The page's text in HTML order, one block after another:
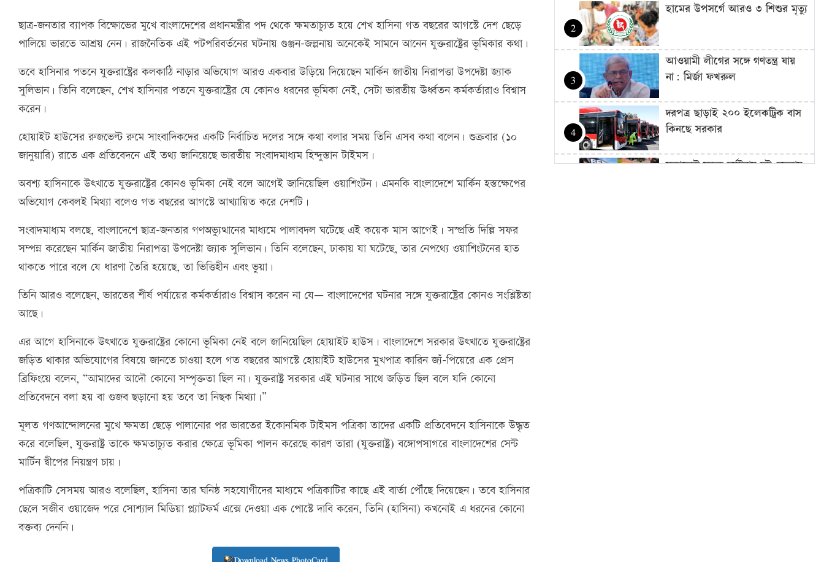
ছাত্র-জনতার ব্যাপক বিক্ষোভের মুখে বাংলাদেশের প্রধানমন্ত্রীর পদ থেকে ক্ষমতাচ্যুত হয়ে শেখ হাসিনা গত বছরের আগস্টে দেশ ছেড়ে
পালিয়ে ভারতে আশ্রয় নেন। রাজনৈতিক এই পটপরিবর্তনের ঘটনায় গুঞ্জন-জল্পনায় অনেকেই সামনে আনেন যুক্তরাষ্ট্রের ভূমিকার কথা।
তবে হাসিনার পতনে যুক্তরাষ্ট্রের কলকাঠি নাড়ার অভিযোগ আরও একবার উড়িয়ে দিয়েছেন মার্কিন জাতীয় নিরাপত্তা উপদেষ্টা জ্যাক
সুলিভান। তিনি বলেছেন, শেখ হাসিনার পতনে যুক্তরাষ্ট্রের যে কোনও ধরনের ভূমিকা নেই, সেটা ভারতীয় ঊর্ধ্বতন কর্মকর্তারাও বিশ্বাস
করেন।
হোয়াইট হাউসের রুজভেল্ট রুমে সাংবাদিকদের একটি নির্বাচিত দলের সঙ্গে কথা বলার সময় তিনি এসব কথা বলেন। শুক্রবার (১০
জানুয়ারি) রাতে এক প্রতিবেদনে এই তথ্য জানিয়েছে ভারতীয় সংবাদমাধ্যম হিন্দুস্তান টাইমস।
অবশ্য হাসিনাকে উৎখাতে যুক্তরাষ্ট্রের কোনও ভূমিকা নেই বলে আগেই জানিয়েছিল ওয়াশিংটন। এমনকি বাংলাদেশে মার্কিন হস্তক্ষেপের
অভিযোগ কেবলই মিথ্যা বলেও গত বছরের আগস্টে আখ্যায়িত করে দেশটি।
সংবাদমাধ্যম বলছে, বাংলাদেশে ছাত্র-জনতার গণঅভ্যুত্থানের মাধ্যমে পালাবদল ঘটেছে এই কয়েক মাস আগেই। সস্প্রতি দিল্লি সফর
সম্পন্ন করেছেন মার্কিন জাতীয় নিরাপত্তা উপদেষ্টা জ্যাক সুলিভান। তিনি বলেছেন, ঢাকায় যা ঘটেছে, তার নেপথ্যে ওয়াশিংটনের হাত
থাকতে পারে বলে যে ধারণা তৈরি হয়েছে, তা ভিত্তিহীন এবং ভুয়া।
তিনি আরও বলেছেন, ভারতের শীর্ষ পর্যায়ের কর্মকর্তারাও বিশ্বাস করেন না যে— বাংলাদেশের ঘটনার সঙ্গে যুক্তরাষ্ট্রের কোনও সংশ্লিষ্টতা
আছে।
এর আগে হাসিনাকে উৎখাতে যুক্তরাষ্ট্রের কোনো ভূমিকা নেই বলে জানিয়েছিল হোয়াইট হাউস। বাংলাদেশে সরকার উৎখাতে যুক্তরাষ্ট্রের
জড়িত থাকার অভিযোগের বিষয়ে জানতে চাওয়া হলে গত বছরের আগস্টে হোয়াইট হাউসের মুখপাত্র কারিন জ্যঁ-পিয়েরে এক প্রেস
ব্রিফিংয়ে বলেন, “আমাদের আদৌ কোনো সম্পৃক্ততা ছিল না। যুক্তরাষ্ট্র সরকার এই ঘটনার সাথে জড়িত ছিল বলে যদি কোনো
প্রতিবেদনে বলা হয় বা গুজব ছড়ানো হয় তবে তা নিছক মিথ্যা।”
মূলত গণআন্দোলনের মুখে ক্ষমতা ছেড়ে পালানোর পর ভারতের ইকোনমিক টাইমস পত্রিকা তাদের একটি প্রতিবেদনে হাসিনাকে উদ্ধৃত
করে বলেছিল, যুক্তরাষ্ট্র তাকে ক্ষমতাচ্যুত করার ক্ষেত্রে ভূমিকা পালন করেছে কারণ তারা (যুক্তরাষ্ট্র) বঙ্গোপসাগরে বাংলাদেশের সেন্ট
মার্টিন দ্বীপের নিয়ন্ত্রণ চায়।
পত্রিকাটি সেসময় আরও বলেছিল, হাসিনা তার ঘনিষ্ঠ সহযোগীদের মাধ্যমে পত্রিকাটির কাছে এই বার্তা পৌঁছে দিয়েছেন। তবে হাসিনার
ছেলে সজীব ওয়াজেদ পরে সোশ্যাল মিডিয়া প্ল্যাটফর্ম এক্সে দেওয়া এক পোস্টে দাবি করেন, তিনি (হাসিনা) কখনোই এ ধরনের কোনো
বক্তব্য দেননি।
2
হামের উপসর্গে আরও ৩ শিশুর মৃত্যু
3
আওয়ামী লীগের সঙ্গে গণতন্ত্র যায়
না: মির্জা ফখরুল
4
দরপত্র ছাড়াই ২০০ ইলেকট্রিক বাস
কিনছে সরকার
সকালেই সড়ক দুর্ঘটনায় দুই জেলায়